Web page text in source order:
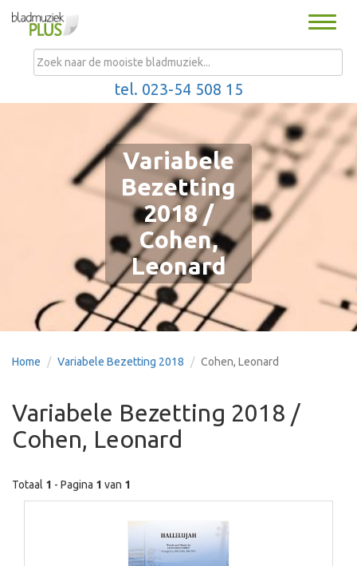
Toggle
tel. 023-54 508 15
MENU
Variabele
Bezetting
2018 /
Cohen,
Leonard
Home Variabele Bezetting 2018 Cohen, Leonard
Variabele Bezetting 2018 /
Cohen, Leonard
Totaal 1 - Pagina 1 van 1